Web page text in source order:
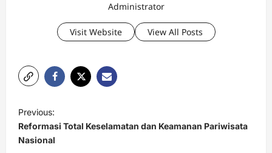
Administrator
Visit Website View All Posts
P
o
s
Previous:
Reformasi Total Keselamatan dan Keamanan Pariwisata
Nasional